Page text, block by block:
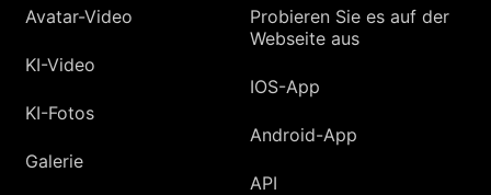
Avatar-Video
KI-Video
KI-Fotos
Galerie
Probieren Sie es auf der
Webseite aus
IOS-App
Android-App
API